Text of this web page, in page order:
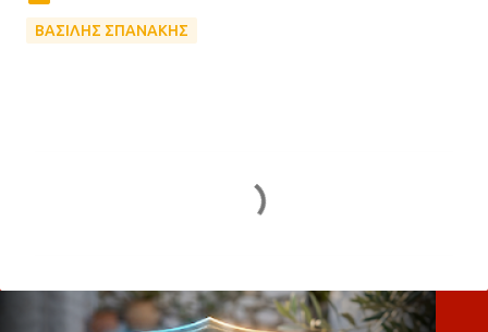
ΒΑΣΙΛΗΣ ΣΠΑΝΑΚΗΣ
λ